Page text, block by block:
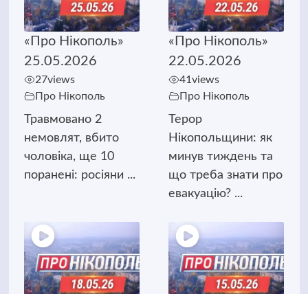
«Про Нікополь»
25.05.2026
27views
Про Нікополь
Травмовано 2
немовлят, вбито
чоловіка, ще 10
поранені: росіяни ...
«Про Нікополь»
22.05.2026
41 views
Про Нікополь
Терор
Нікопольщини: як
минув тиждень та
що треба знати про
евакуацію? ...